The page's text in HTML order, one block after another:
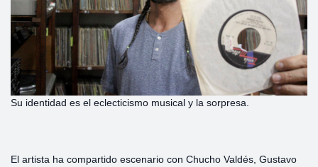
Su identidad es el eclecticismo musical y la sorpresa.
El artista ha compartido escenario con Chucho Valdés, Gustavo